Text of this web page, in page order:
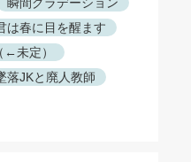
は春に目を醒ます
←未定）
落JKと廃人教師